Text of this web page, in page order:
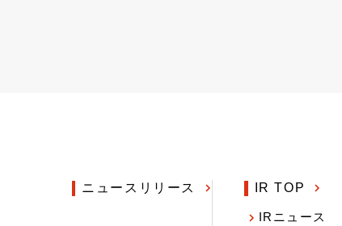
ニュースリリース IR TOP
IRニュース